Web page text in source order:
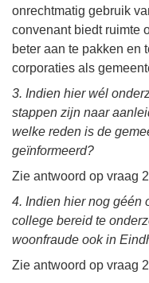
onrechtmatig gebruik
convenant biedt ruimte
beter aan te pakken en
corporaties als
3. Indien hier wél
stappen zijn naar
welke reden is de
geïnformeerd?
Zie antwoord op vraag
4. Indien hier nog géén
college bereid te
woonfraude ook in
Zie antwoord op vraag